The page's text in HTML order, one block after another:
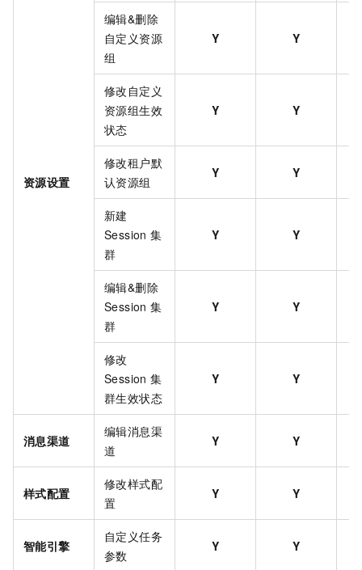
资源设置
编辑&删除
自定义资源
组
Y Y
修改自定义
资源组生效
状态
Y Y
修改租户默
认资源组
Y Y
新建
Session 集
群
Y Y
编辑&删除
Session 集
群
Y Y
修改
Session 集
群生效状态
Y Y
消息渠道
编辑消息渠
道
Y Y
样式配置
修改样式配
置
Y Y
智能引擎
自定义任务
参数
Y Y